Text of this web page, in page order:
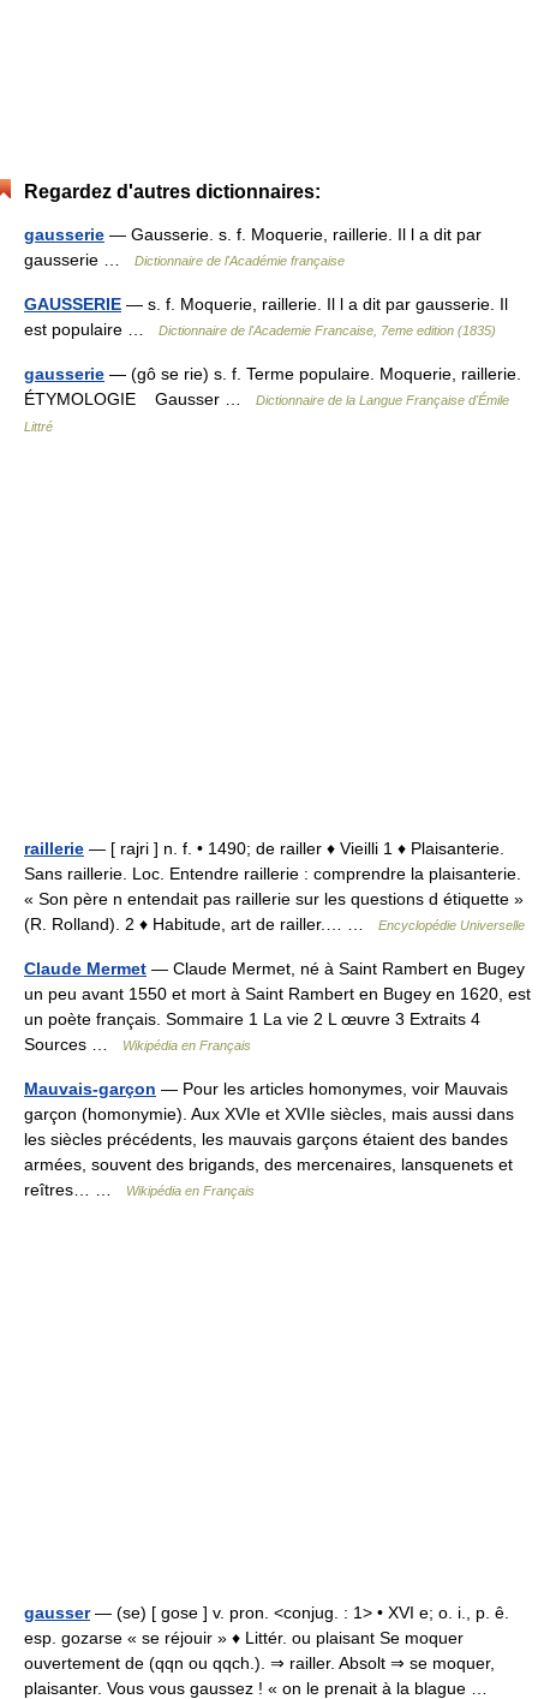
Regardez d'autres dictionnaires:
gausserie — Gausserie. s. f. Moquerie, raillerie. Il l a dit par
gausserie …
Dictionnaire de l'Académie française
GAUSSERIE — s. f. Moquerie, raillerie. Il l a dit par gausserie. Il
est populaire …
Dictionnaire de l'Academie Francaise, 7eme edition (1835)
gausserie — (gô se rie) s. f. Terme populaire. Moquerie, raillerie.
ÉTYMOLOGIE Gausser …
Dictionnaire de la Langue Française d'Émile
Littré
raillerie — [ rajri ] n. f. • 1490; de railler ♦ Vieilli 1 ♦ Plaisanterie.
Sans raillerie. Loc. Entendre raillerie : comprendre la plaisanterie.
« Son père n entendait pas raillerie sur les questions d étiquette »
(R. Rolland). 2 ♦ Habitude, art de railler.… …
Encyclopédie Universelle
Claude Mermet — Claude Mermet, né à Saint Rambert en Bugey
un peu avant 1550 et mort à Saint Rambert en Bugey en 1620, est
un poète français. Sommaire 1 La vie 2 L œuvre 3 Extraits 4
Sources …
Wikipédia en Français
Mauvais-garçon — Pour les articles homonymes, voir Mauvais
garçon (homonymie). Aux XVIe et XVIIe siècles, mais aussi dans
les siècles précédents, les mauvais garçons étaient des bandes
armées, souvent des brigands, des mercenaires, lansquenets et
reîtres… …
Wikipédia en Français
gausser— (se) [ gose ] v. pron. <conjug. : 1> • XVI e; o. i., p. ê.
esp. gozarse « se réjouir » ♦ Littér. ou plaisant Se moquer
ouvertement de (qqn ou qqch.). ⇒ railler. Absolt ⇒ se moquer,
plaisanter. Vous vous gaussez ! « on le prenait à la blague …